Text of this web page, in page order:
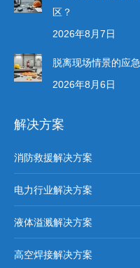
区？
2026年8月7日
脱离现场情景的应
2026年8月6日
解决方案
消防救援解决方案
电力行业解决方案
液体溢溅解决方案
高空焊接解决方案